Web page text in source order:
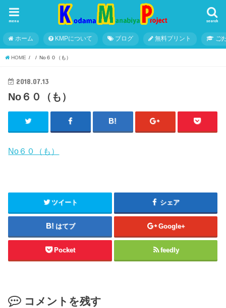
search
menu
ホーム KMPについて ブログ 無料プリント こ
HOME No６０（も）
2018.07.13
No６０（も）
No６０（も）
ツイート シェア
はてブ Google+
Pocket feedly
コメントを残す